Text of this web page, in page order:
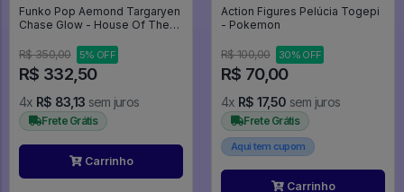
Funko Pop Aemond Targaryen
Chase Glow - House Of The
R$ 350,00
5% OFF
R$ 332,50
4x R$ 83,13 sem juros
Frete Grátis
Carrinho
Action Figures Pelúcia Togepi
- Pokemon
R$ 100,00 30% OFF
R$ 70,00
4x R$ 17,50 sem juros
Frete Grátis
Aqui tem cupom
Carrinho